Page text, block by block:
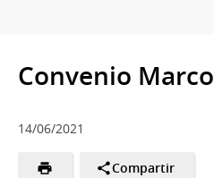
Convenio Marco
14/06/2021
Compartir